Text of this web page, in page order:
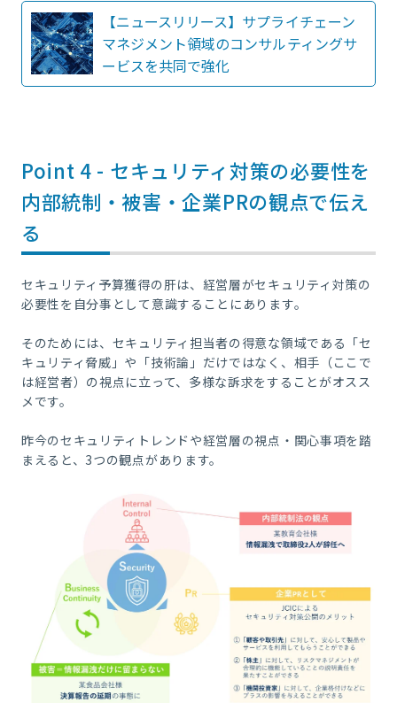
【ニュースリリース】サプライチェーン
マネジメント領域のコンサルティングサ
ービスを共同で強化
Point 4 - セキュリティ対策の必要性を
内部統制・被害・企業PRの観点で伝え
る
セキュリティ予算獲得の肝は、経営層がセキュリティ対策の
必要性を自分事として意識することにあります。
そのためには、セキュリティ担当者の得意な領域である「セ
キュリティ脅威」や「技術論」だけではなく、相手（ここで
は経営者）の視点に立って、多様な訴求をすることがオスス
メです。
昨今のセキュリティトレンドや経営層の視点・関心事項を踏
まえると、 3つの観点があります。